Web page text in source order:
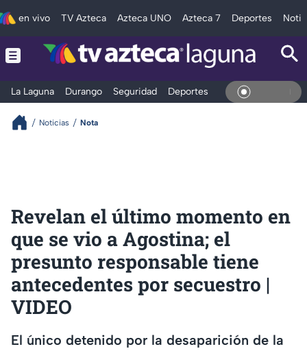
en vivo TV Azteca Azteca UNO Azteca 7 Deportes
La Laguna Durango Seguridad Deportes EntretenimientoEn Vivo
Noticias Nota
Revelan el último momento en
que se vio a Agostina; el
presunto responsable tiene
antecedentes por secuestro |
VIDEO
El único detenido por la desaparición de la